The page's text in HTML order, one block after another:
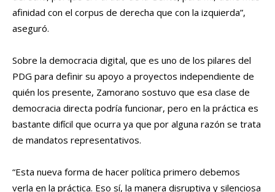
afinidad con el corpus de derecha que con la izquierda”,
aseguró.
Sobre la democracia digital, que es uno de los pilares del
PDG para definir su apoyo a proyectos independiente de
quién los presente, Zamorano sostuvo que esa clase de
democracia directa podría funcionar, pero en la práctica es
bastante difícil que ocurra ya que por alguna razón se trata
de mandatos representativos.
“Esta nueva forma de hacer política primero debemos
verla en la práctica. Eso sí, la manera disruptiva y silenciosa